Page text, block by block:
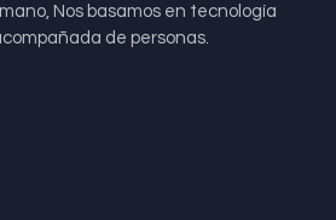
Nos basamos en tecnología
de personas.